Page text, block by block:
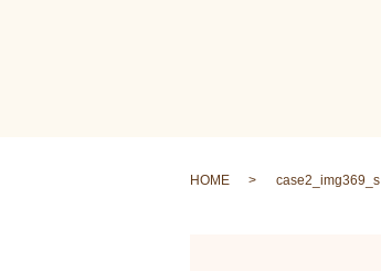
HOME case2_img369_s